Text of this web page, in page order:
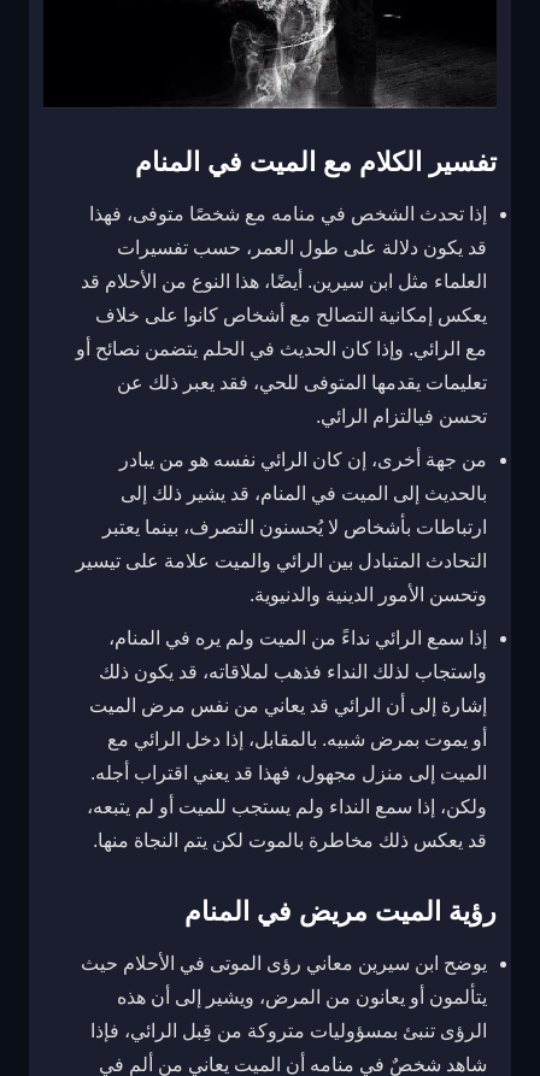
تفسير الكلام مع الميت في المنام
إذا تحدث الشخص في منامه مع شخصًا متوفى، فهذا
قد يكون دلالة على طول العمر، حسب تفسيرات
العلماء مثل ابن سيرين. أيضًا، هذا النوع من الأحلام قد
يعكس إمكانية التصالح مع أشخاص كانوا على خلاف
مع الرائي. وإذا كان الحديث في الحلم يتضمن نصائح أو
تعليمات يقدمها المتوفى للحي، فقد يعبر ذلك عن
تحسن فيالتزام الرائي.
من جهة أخرى، إن كان الرائي نفسه هو من يبادر
بالحديث إلى الميت في المنام، قد يشير ذلك إلى
ارتباطات بأشخاص لا يُحسنون التصرف، بينما يعتبر
التحادث المتبادل بين الرائي والميت علامة على تيسير
وتحسن الأمور الدينية والدنيوية.
إذا سمع الرائي نداءً من الميت ولم يره في المنام،
واستجاب لذلك النداء فذهب لملاقاته، قد يكون ذلك
إشارة إلى أن الرائي قد يعاني من نفس مرض الميت
أو يموت بمرض شبيه. بالمقابل، إذا دخل الرائي مع
الميت إلى منزل مجهول، فهذا قد يعني اقتراب أجله.
ولكن، إذا سمع النداء ولم يستجب للميت أو لم يتبعه،
قد يعكس ذلك مخاطرة بالموت لكن يتم النجاة منها.
رؤية الميت مريض في المنام
يوضح ابن سيرين معاني رؤى الموتى في الأحلام حيث
يتألمون أو يعانون من المرض، ويشير إلى أن هذه
الرؤى تنبئ بمسؤوليات متروكة من قِبل الرائي، فإذا
شاهد شخصٌ في منامه أن الميت يعاني من ألم في